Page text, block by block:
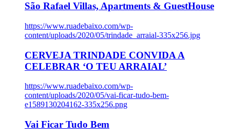
São Rafael Villas, Apartments & GuestHouse
https://www.ruadebaixo.com/wp-
content/uploads/2020/05/trindade_arraial-335x256.jpg
CERVEJA TRINDADE CONVIDA A
CELEBRAR ‘O TEU ARRAIAL’
https://www.ruadebaixo.com/wp-
content/uploads/2020/05/vai-ficar-tudo-bem-
e1589130204162-335x256.png
Vai Ficar Tudo Bem